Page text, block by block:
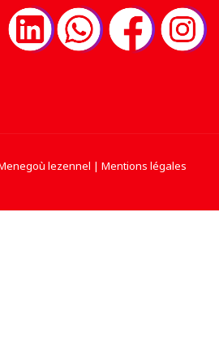
lezennel | Mentions légales